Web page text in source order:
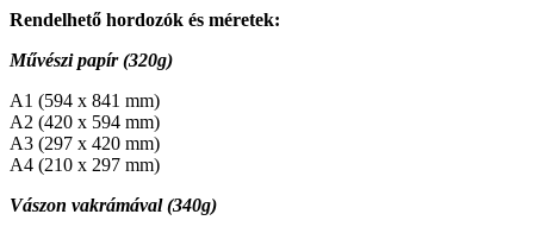
Rendelhető hordozók és méretek:
Művészi papír (320g)
A1 (594 x 841 mm)
A2 (420 x 594 mm)
A3 (297 x 420 mm)
A4 (210 x 297 mm)
Vászon vakrámával (340g)